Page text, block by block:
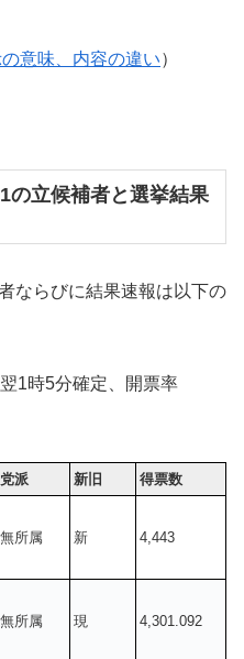
意味、内容の違い）
の立候補者と選挙結果
ならびに結果速報は以下の
1時5分確定、開票率
党派 新旧 得票数
無所属 新 4,443
無所属 現 4,301.092